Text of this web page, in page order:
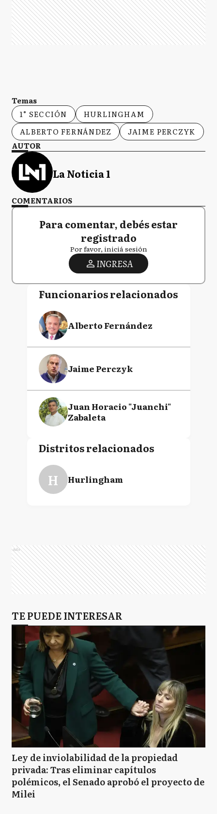
Temas
1° SECCIÓN
HURLINGHAM
ALBERTO FERNÁNDEZ
JAIME PERCZYK
AUTOR
La Noticia 1
COMENTARIOS
Para comentar, debés estar
registrado
Por favor, iniciá sesión
INGRESA
Funcionarios relacionados
Alberto Fernández
Jaime Perczyk
Juan Horacio "Juanchi"
Zabaleta
Distritos relacionados
H Hurlingham
Ads
TE PUEDE INTERESAR
Ley de inviolabilidad de la propiedad
privada: Tras eliminar capítulos
polémicos, el Senado aprobó el proyecto de
Milei